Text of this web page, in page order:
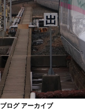
ブログ アーカイブ